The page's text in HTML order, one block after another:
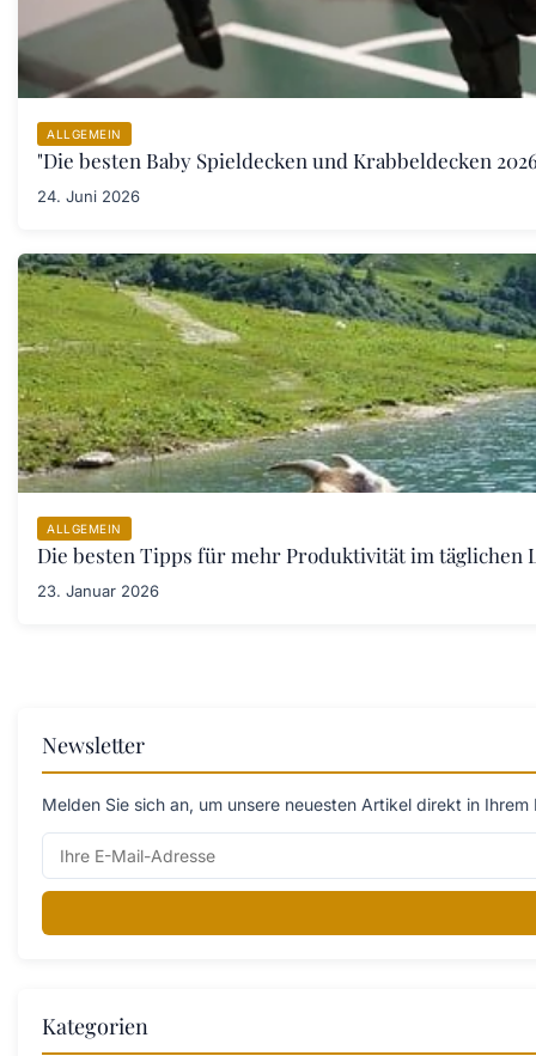
ALLGEMEIN
"Die besten Baby Spieldecken und Krabbeldecken
24. Juni 2026
ALLGEMEIN
Die besten Tipps für mehr Produktivität im täglichen
23. Januar 2026
Newsletter
Melden Sie sich an, um unsere neuesten Artikel direkt in
Kategorien